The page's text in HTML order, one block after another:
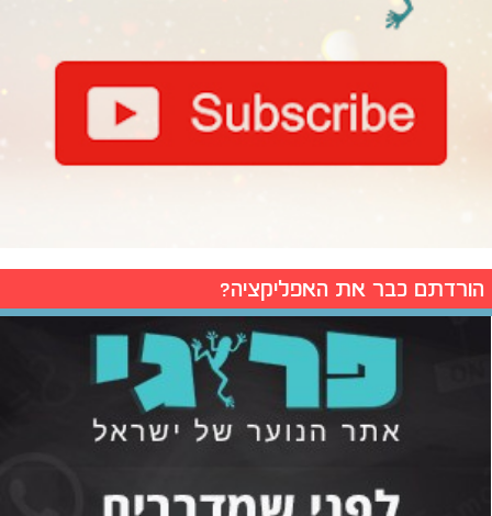
הורדתם כבר את האפליקציה?